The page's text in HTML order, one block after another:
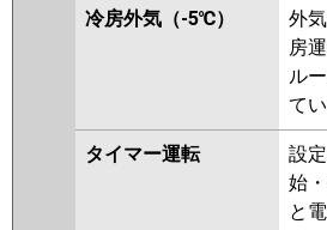
ERMP112EEZ
PLZX-
HRMP112EFY
PLZX-
ERMP112EEY
PLZX-
冷房外気（-5℃）
外
房
ル
てい
タイマー運転
設
始
と